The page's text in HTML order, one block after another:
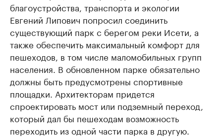
благоустройства, транспорта и экологии
Евгений Липович попросил соединить
существующий парк с берегом реки Исети, а
также обеспечить максимальный комфорт для
пешеходов, в том числе маломобильных групп
населения. В обновленном парке обязательно
должны быть предусмотрены спортивные
площадки. Архитекторам придется
спроектировать мост или подземный переход,
который дал бы пешеходам возможность
переходить из одной части парка в другую.